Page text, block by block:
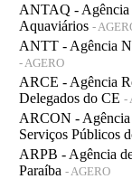
ANTAQ - Agência
Aquaviários -
ANTT - Agência
- AGERO
ARCE - Agência
Delegados do CE -
ARCON - Agência
Serviços Públicos
ARPB - Agência
Paraíba - AGERO